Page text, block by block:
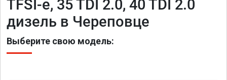
TFSI-e, 35 TDI 2.0, 40 TDI 2.0
дизель в Череповце
Выберите свою модель: